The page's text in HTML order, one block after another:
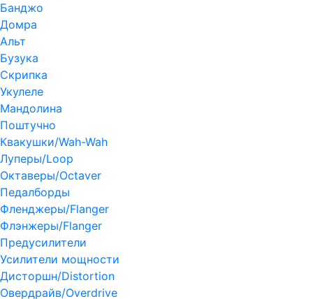
Банджо
Домра
Альт
Бузука
Скрипка
Укулеле
Мандолина
Поштучно
Квакушки/Wah-Wah
Луперы/Loop
Октаверы/Octaver
Педалборды
Фленджеры/Flanger
Флэнжеры/Flanger
Предусилители
Усилители мощности
Дисторшн/Distortion
Овердрайв/Overdrive